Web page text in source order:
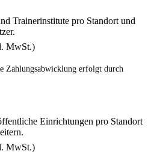
Trainerinstitute pro Standort und
MwSt.)
Zahlungsabwicklung erfolgt durch
Einrichtungen pro Standort
MwSt.)